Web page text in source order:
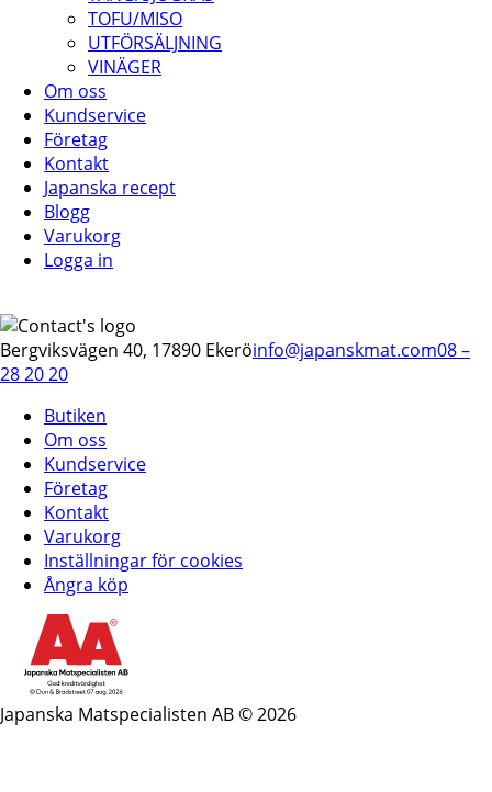
TOFU/MISO
UTFÖRSÄLJNING
VINÄGER
Om oss
Kundservice
Företag
Kontakt
Japanska recept
Blogg
Varukorg
Logga in
Bergviksvägen 40, 17890 Ekeröinfo@japanskmat.com08 –
28 20 20
Butiken
Om oss
Kundservice
Företag
Kontakt
Varukorg
Inställningar för cookies
Ångra köp
Japanska Matspecialisten AB © 2026